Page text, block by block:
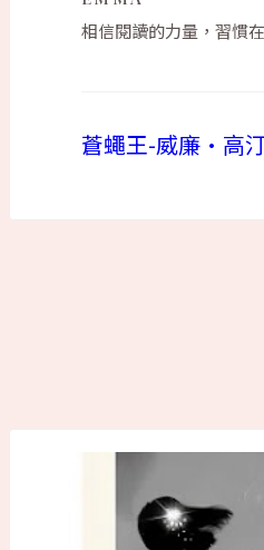
相信閱讀的力量，習慣
蒼蠅王-威廉•高